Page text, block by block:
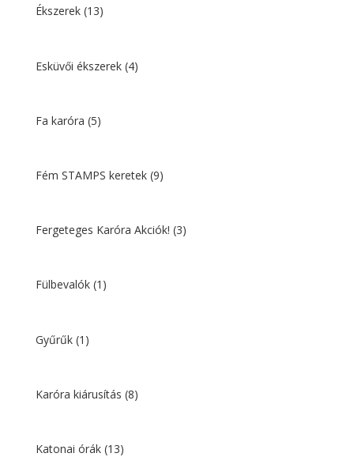
Ékszerek (13)
Esküvői ékszerek (4)
Fa karóra (5)
Fém STAMPS keretek (9)
Fergeteges Karóra Akciók! (3)
Fülbevalók (1)
Gyűrűk (1)
Karóra kiárusítás (8)
Katonai órák (13)